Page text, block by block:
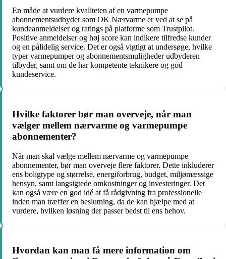
En måde at vurdere kvaliteten af en varmepumpe
abonnementsudbyder som OK Nærvarme er ved at se på
kundeanmeldelser og ratings på platforme som Trustpilot.
Positive anmeldelser og høj score kan indikere tilfredse kunder
og en pålidelig service. Det er også vigtigt at undersøge, hvilke
typer varmepumper og abonnementsmuligheder udbyderen
tilbyder, samt om de har kompetente teknikere og god
kundeservice.
Hvilke faktorer bør man overveje, når man
vælger mellem nærvarme og varmepumpe
abonnementer?
Når man skal vælge mellem nærvarme og varmepumpe
abonnementer, bør man overveje flere faktorer. Dette inkluderer
ens boligtype og størrelse, energiforbrug, budget, miljømæssige
hensyn, samt langsigtede omkostninger og investeringer. Det
kan også være en god idé at få rådgivning fra professionelle
inden man træffer en beslutning, da de kan hjælpe med at
vurdere, hvilken løsning der passer bedst til ens behov.
Hvordan kan man få mere information om